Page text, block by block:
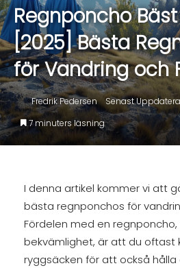
Regnponcho
[2025] Bästa
för Vandring och
Fredrik Pedersen
Senast
7 minuters läsning
I denna artikel kommer vi att
bästa regnponchos för
Fördelen med en
bekvämlighet, är att du oftast
ryggsäcken för att också hålla